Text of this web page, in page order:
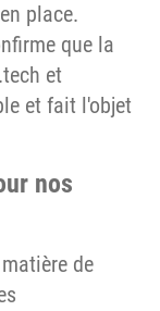
place.
que la
et
et fait l'objet
nos
de